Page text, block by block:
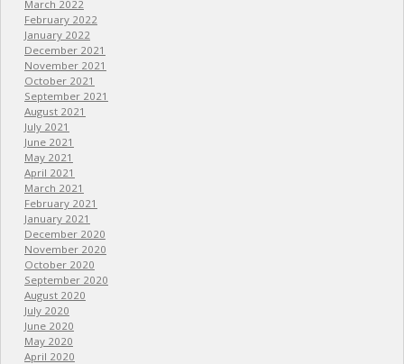
March 2022
February 2022
January 2022
December 2021
November 2021
October 2021
September 2021
August 2021
July 2021
June 2021
May 2021
April 2021
March 2021
February 2021
January 2021
December 2020
November 2020
October 2020
September 2020
August 2020
July 2020
June 2020
May 2020
April 2020